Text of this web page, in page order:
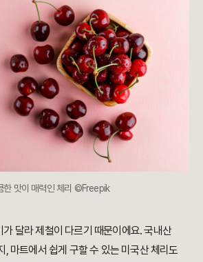
한 맛이 매력인 체리 ©Freepik
달라 제철이 다르기 때문이에요. 국내산
, 마트에서 쉽게 구할 수 있는 미국산 체리도